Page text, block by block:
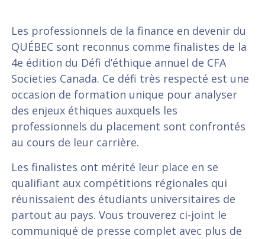
Les professionnels de la finance en devenir du
QUÉBEC sont reconnus comme finalistes de la
4e édition du Défi d’éthique annuel de CFA
Societies Canada. Ce défi très respecté est une
occasion de formation unique pour analyser
des enjeux éthiques auxquels les
professionnels du placement sont confrontés
au cours de leur carrière.
Les finalistes ont mérité leur place en se
qualifiant aux compétitions régionales qui
réunissaient des étudiants universitaires de
partout au pays. Vous trouverez ci-joint le
communiqué de presse complet avec plus de